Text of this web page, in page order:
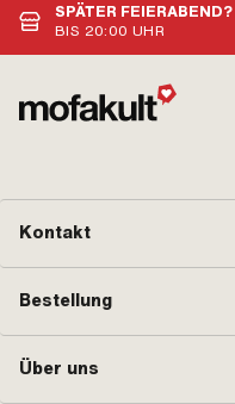
SPÄTER FEIERABEND?
BIS 20:00 UHR
Kontakt
Bestellung
Über uns